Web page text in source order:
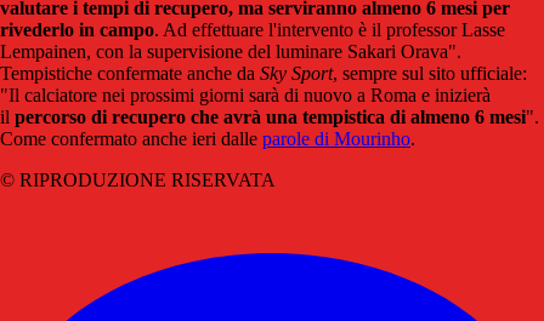
valutare i tempi di recupero, ma serviranno almeno 6 mesi per
rivederlo in campo. Ad effettuare l'intervento è il professor Lasse
Lempainen, con la supervisione del luminare Sakari Orava".
Tempistiche confermate anche da Sky Sport, sempre sul sito ufficiale:
"Il calciatore nei prossimi giorni sarà di nuovo a Roma e inizierà
il percorso di recupero che avrà una tempistica di almeno 6 mesi".
Come confermato anche ieri dalle parole di Mourinho.
© RIPRODUZIONE RISERVATA